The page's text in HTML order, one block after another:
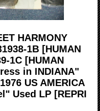
HARMONY
1B [HUMAN
1C [HUMAN
in INDIANA"
US AMERICA
Used LP [REPRI